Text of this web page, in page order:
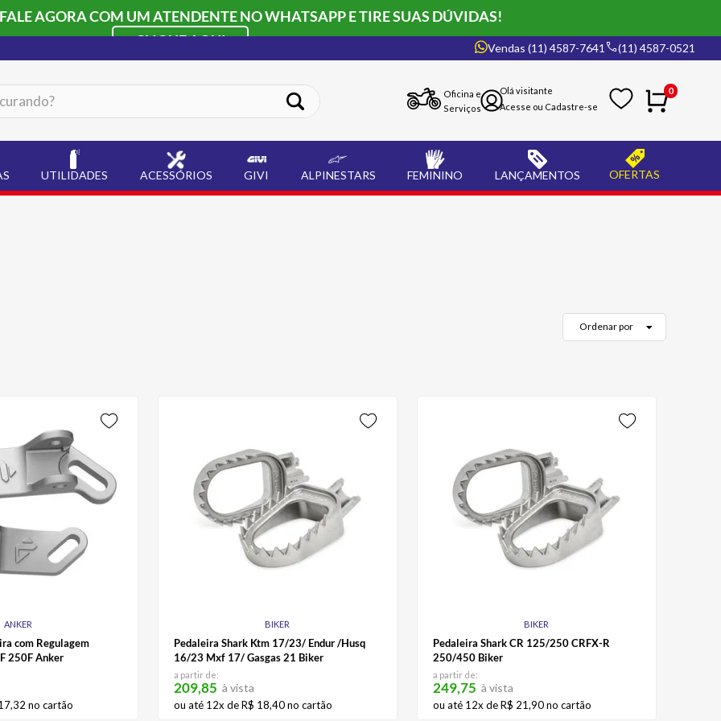
AGORA COM UM ATENDENTE NO WHATSAPP E TIRE SUAS DÚVIDAS!
CLIQUE AQUI
Vendas (11) 4587-7641 (11) 4587-0521
Oficina e
Serviços
0
UTILIDADES ACESSÓRIOS GIVI ALPINESTARS FEMININO LANÇAMENTOS OFERTAS
Ordenar por
ANKER
com Regulagem
250F Anker
,32 no cartão
BIKER
Pedaleira Shark Ktm 17/23/ Endur /Husq
16/23 Mxf 17/ Gasgas 21 Biker
a partir de:
209,85 à vista
ou até 12x deR$ 18,40no cartão
BIKER
Pedaleira Shark CR 125/250 CRFX-R
250/450 Biker
a partir de:
249,75 à vista
ou até 12x deR$ 21,90no cartão